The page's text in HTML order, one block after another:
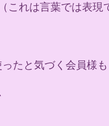
れは言葉では表現
たと気づく会員様も